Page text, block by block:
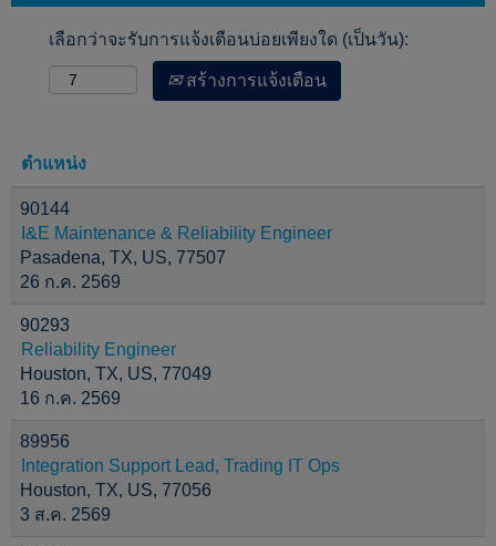
เลือกว่าจะรับการแจ้งเตือนบ่อยเพียงใด (เป็นวัน):
สร้างการแจ้งเตือน
ตำแหน่ง
90144
I&E Maintenance & Reliability Engineer
Pasadena, TX, US, 77507
26 ก.ค. 2569
90293
Reliability Engineer
Houston, TX, US, 77049
16 ก.ค. 2569
89956
Integration Support Lead, Trading IT Ops
Houston, TX, US, 77056
3 ส.ค. 2569